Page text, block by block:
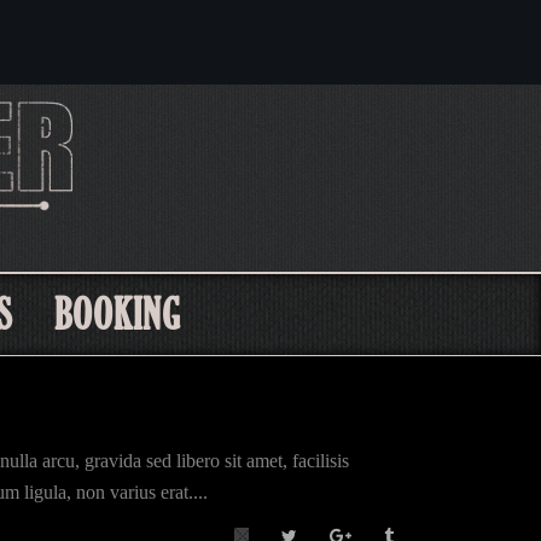
BOOKING
arcu, gravida sed libero sit amet, facilisis
ligula, non varius erat....